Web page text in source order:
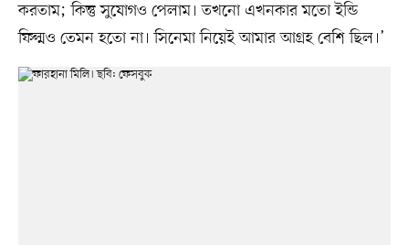
করতাম; কিন্তু সুযোগও পেলাম। তখনো এখনকার মতো ইন্ডি
ফিল্মও তেমন হতো না। সিনেমা নিয়েই আমার আগ্রহ বেশি ছিল।’